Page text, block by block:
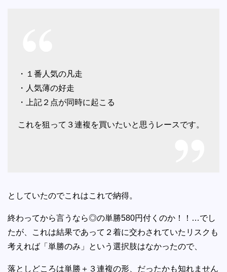
・１番人気の凡走
・人気薄の好走
・上記２点が同時に起こる
これを狙って３連複を買いたいと思うレースです。
としていたのでこれはこれで納得。
終わってから言うなら◎の単勝580円付くのか！！…でし
たが、これは結果であって２着に交わされていたリスクも
考えれば「単勝のみ」という選択肢はなかったので、
落としどころは単勝＋３連複の形、だったかも知れません